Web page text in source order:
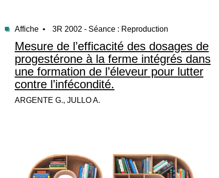
Affiche • 3R 2002 - Séance : Reproduction
Mesure de l’efficacité des dosages de
progestérone à la ferme intégrés dans
une formation de l’éleveur pour lutter
contre l’infécondité.
ARGENTE G., JULLO A.